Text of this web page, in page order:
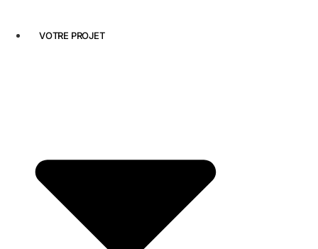
VOTRE PROJET